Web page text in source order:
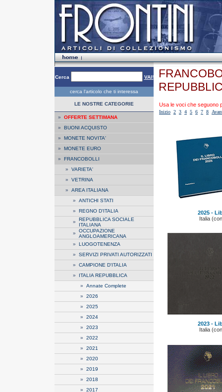
Cerca VAI!
cerca l'articolo che ti interessa
LE NOSTRE CATEGORIE
» OFFERTE SETTIMANA
» BUONI ACQUISTO
» MONETE NOVITA'
» MONETE EURO
» FRANCOBOLLI
» VARIETA'
» VETRINA
» AREA ITALIANA
» ANTICHI STATI
» REGNO D'ITALIA
» REPUBBLICA SOCIALE
ITALIANA
» OCCUPAZIONE
ANGLOAMERICANA
» LUOGOTENENZA
» SERVIZI PRIVATI AUTORIZZATI
» CAMPIONE D'ITALIA
» ITALIA REPUBBLICA
» Annate Complete
» 2026
» 2025
» 2024
» 2023
» 2022
» 2021
» 2020
» 2019
» 2018
» 2017
Usa le voci che seguono
Inizio 2 3 4 5 6 7 8
2025 -
Italia
2023 -
Italia